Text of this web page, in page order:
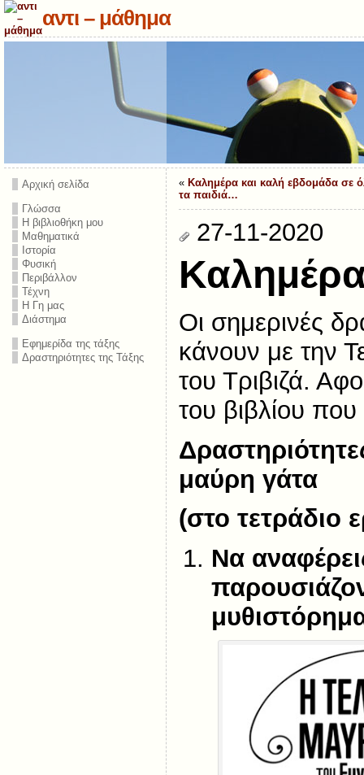
αντι – μάθημα
Αρχική σελίδα
Γλώσσα
Η βιβλιοθήκη μου
Μαθηματικά
Ιστορία
Φυσική
Περιβάλλον
Τέχνη
Η Γη μας
Διάστημα
Εφημερίδα της τάξης
Δραστηριότητες της Τάξης
« Καλημέρα και καλή εβδομάδα σε
τα παιδιά…
27-11-2020
Οι σημερινές
κάνουν με την
του Τριβιζά.
του βιβλίου
μαύρη γάτα
(στο τετράδιο
Να